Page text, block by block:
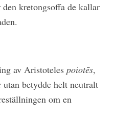
kretongsoffa de kallar
av Aristoteles poiotēs,
betydde helt neutralt
om en